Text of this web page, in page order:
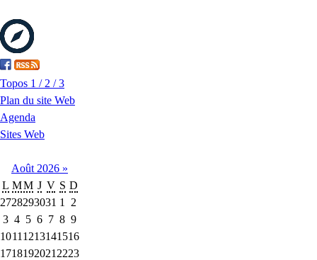
Topos 1 / 2 / 3
Plan du site Web
Agenda
Sites Web
Août 2026 »
L MM J V S D
2728293031 1
2
3 4 5 6 7 8 9
1011 1213141516
1718192021 2223